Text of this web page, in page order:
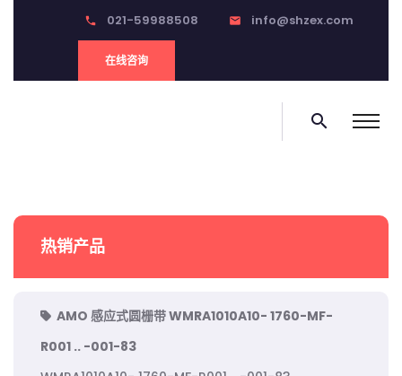
phone 021-59988508 email info@shzex.com
在线咨询
search
热销产品
AMO 感应式圆栅带 WMRA1010A10- 1760-MF-
R001 .. -001-83